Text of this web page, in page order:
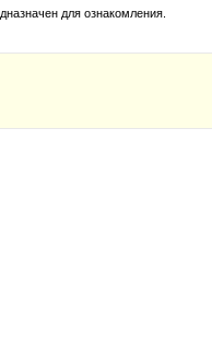
для ознакомления.